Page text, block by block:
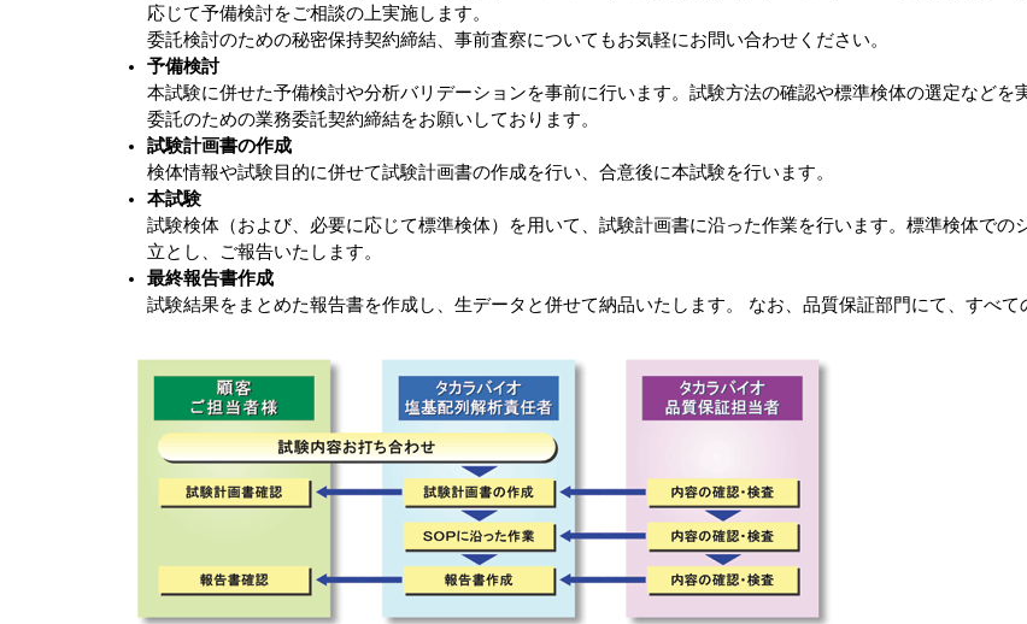
応じて予備検討をご相談の上実施します。
委託検討のための秘密保持契約締結、事前査察についてもお気軽にお問い合わせください。
予備検討
本試験に併せた予備検討や分析バリデーションを事前に行います。試験方法の確認や標準検体の選定などを
委託のための業務委託契約締結をお願いしております。
試験計画書の作成
検体情報や試験目的に併せて試験計画書の作成を行い、合意後に本試験を行います。
本試験
試験検体（および、必要に応じて標準検体）を用いて、試験計画書に沿った作業を行います。標準検体で
立とし、ご報告いたします。
最終報告書作成
試験結果をまとめた報告書を作成し、生データと併せて納品いたします。 なお、品質保証部門にて、すべて